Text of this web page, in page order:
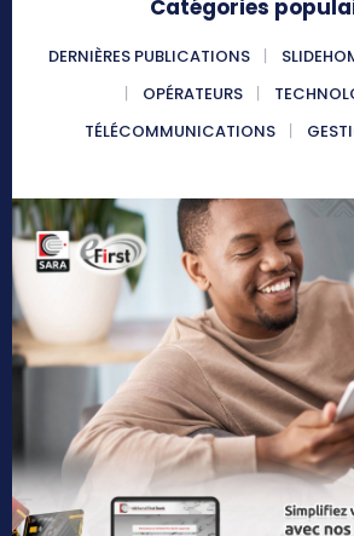
Catégories
DERNIÈRES PUBLICATIONS
OPÉRATEURS
TÉLÉCOMMUNICATIONS